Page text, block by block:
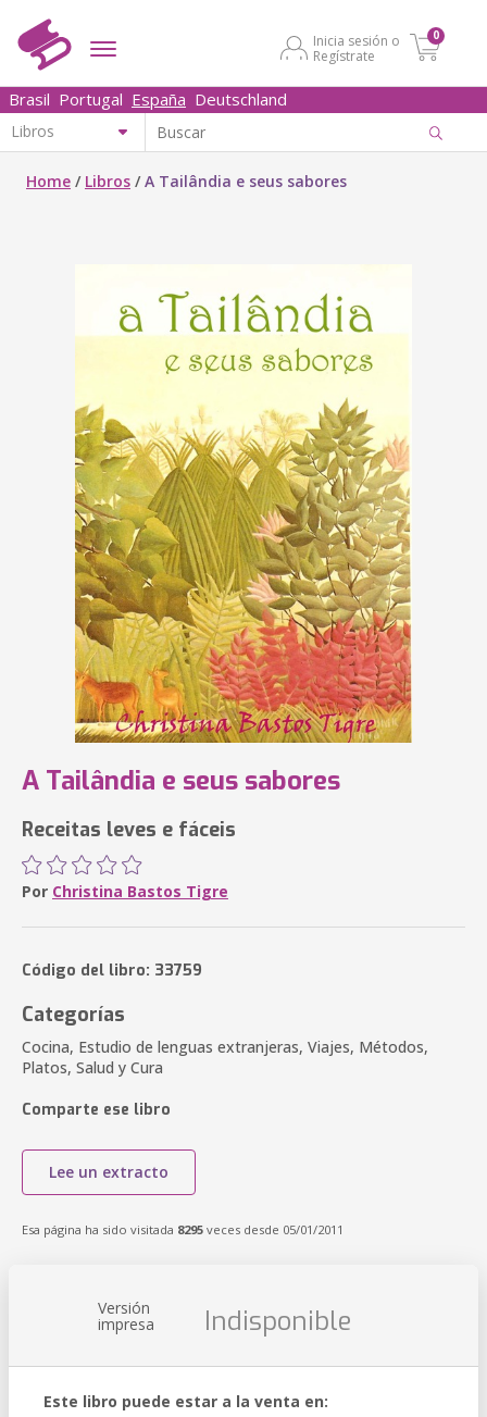
Inicia sesión o
Regístrate
0
Brasil Portugal España Deutschland
Home / Libros /A Tailândia e seus sabores
A Tailândia e seus sabores
Receitas leves e fáceis
Por Christina Bastos Tigre
Código del libro: 33759
Categorías
Cocina, Estudio de lenguas extranjeras, Viajes, Métodos,
Platos, Salud y Cura
Comparte ese libro
Lee un extracto
Esa página ha sido visitada 8295 veces desde 05/01/2011
Versión
impresa Indisponible
Este libro puede estar a la venta en: